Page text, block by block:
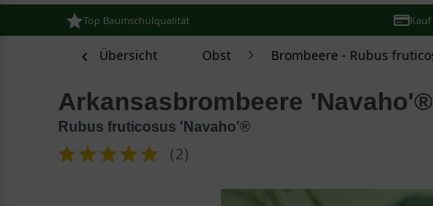
Top Baumschulqualität
Übersicht Obst Brombeere - Rubus
Arkansasbrombeere 'Navaho'®
Rubus fruticosus 'Navaho'®
(2)